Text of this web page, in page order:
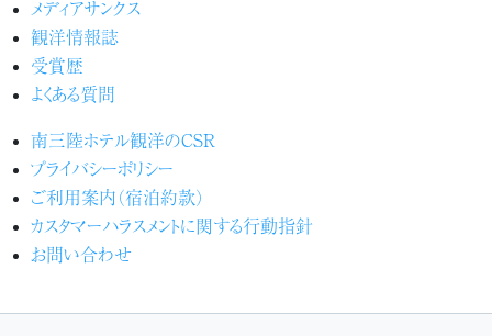
メディアサンクス
観洋情報誌
受賞歴
よくある質問
南三陸ホテル観洋のCSR
プライバシーポリシー
ご利用案内（宿泊約款）
カスタマーハラスメントに関する行動指針
お問い合わせ